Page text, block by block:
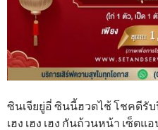
ซินเจียยู่อี่ ซินนี้ฮวดไช้ โชคดีรั
เฮง เฮง เฮง กันถ้วนหน้า เซ็ตแ